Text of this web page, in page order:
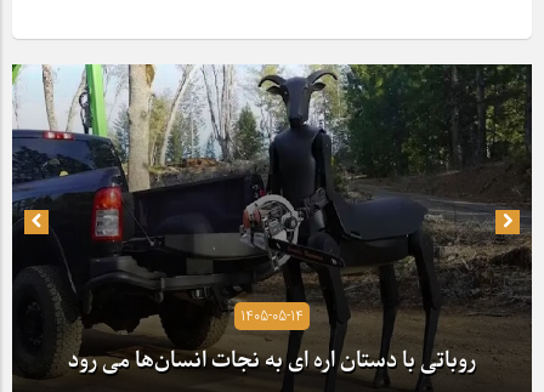
1405-05-14
روباتی با دستان اره ای به نجات انسان‌ها می رود